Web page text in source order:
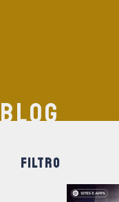
BLOG
FILTRO